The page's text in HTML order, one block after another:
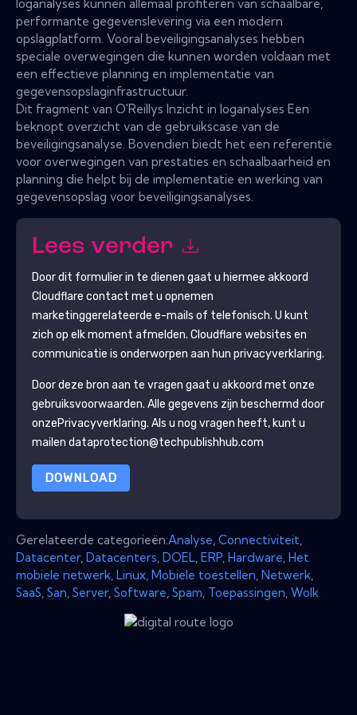
loganalyses kunnen allemaal profiteren van schaalbare,
performante gegevenslevering via een modern
opslagplatform. Vooral beveiligingsanalyses hebben
speciale overwegingen die kunnen worden voldaan met
een effectieve planning en implementatie van
gegevensopslaginfrastructuur.
Dit fragment van O'Reillys Inzicht in loganalyses Een
beknopt overzicht van de gebruikscase van de
beveiligingsanalyse. Bovendien biedt het een referentie
voor overwegingen van prestaties en schaalbaarheid en
planning die helpt bij de implementatie en werking van
gegevensopslag voor beveiligingsanalyses.
Lees verder
Door dit formulier in te dienen gaat u hiermee akkoord
Cloudflare contact met u opnemen
marketinggerelateerde e-mails of telefonisch. U kunt
zich op elk moment afmelden. Cloudflare websites en
communicatie is onderworpen aan hun privacyverklaring.
Door deze bron aan te vragen gaat u akkoord met onze
gebruiksvoorwaarden. Alle gegevens zijn beschermd door
onzePrivacyverklaring. Als u nog vragen heeft, kunt u
mailen dataprotection@techpublishhub.com
DOWNLOAD
Gerelateerde categorieën:Analyse Connectiviteit
Datacenter, Datacenters DOEL ERP Hardware Het
mobiele netwerk Linux Mobiele toestellen Netwerk
SaaS San Server, Software Spam Toepassingen Wolk